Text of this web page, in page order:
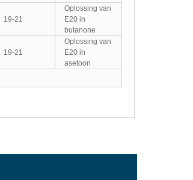
19-21
Oplossing van
E20 in
butanone
19-21
Oplossing van
E20 in
asetoon